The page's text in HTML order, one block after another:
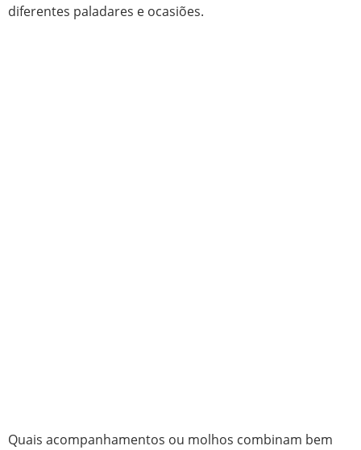
diferentes paladares e ocasiões.
Quais acompanhamentos ou molhos combinam bem